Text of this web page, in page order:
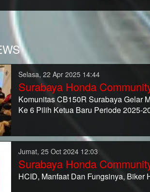
Selasa, 22 Apr 2025 14:44
Surabaya Honda
Komunitas CB150R Surabaya Gelar
Ke 6 Pilih Ketua Baru Periode 2025-
Jumat, 25 Oct 2024 12:03
Surabaya Honda
HCID, Manfaat Dan Fungsinya, Biker